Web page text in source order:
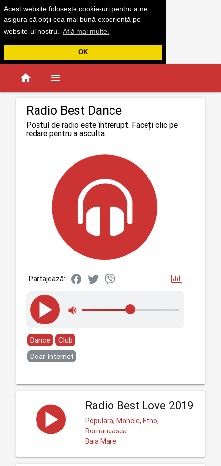
Acest website folosește cookie-uri pentru a ne
asigura că obții cea mai bună experiență pe
website-ul nostru.
Află mai multe.
OK
home menu
Radio Best Dance
Postul de radio este întrerupt. Faceți clic pe
redare pentru a asculta.
Partajează:
Dance
Club
Doar Internet
Radio Best Love 2019
Populara, Manele, Etno,
Romaneasca
Baia Mare